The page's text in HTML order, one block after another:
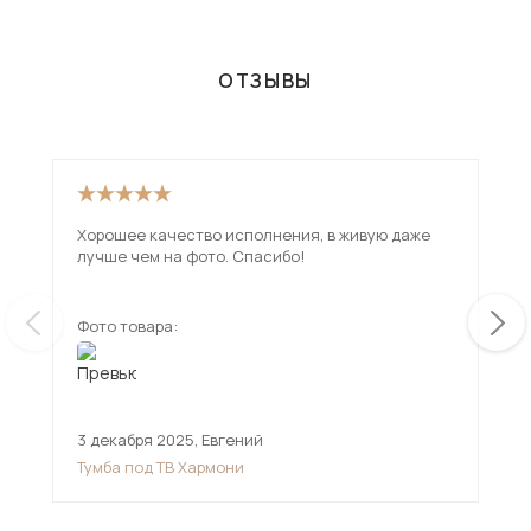
ОТЗЫВЫ
Хорошее качество исполнения, в живую даже
лучше чем на фото. Спасибо!
Фото товара:
3 декабря 2025, Евгений
Тумба под ТВ Хармони